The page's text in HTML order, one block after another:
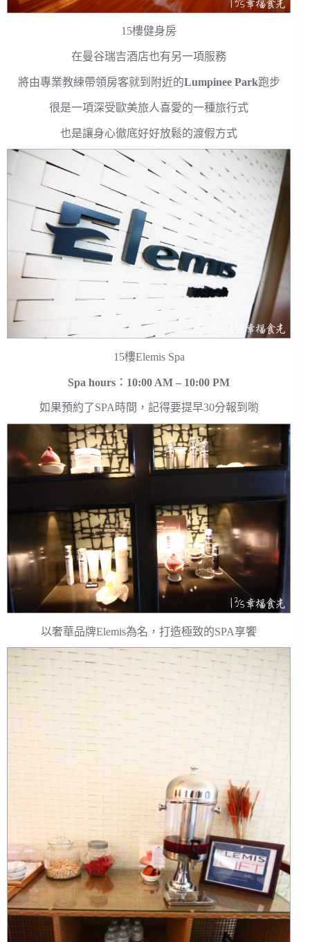
15樓健身房
在曼谷瑞吉酒店也有另一項服務
將由專業教練帶領房客就到附近的Lumpinee Park跑步
很是一項深受歐美旅人喜愛的一種旅行式
也是讓身心徹底好好放鬆的渡假方式
15樓Elemis Spa
Spa hours︰10:00 AM – 10:00 PM
如果預約了SPA時間，記得要提早30分報到喲
以奢華品牌Elemis為名，打造極致的SPA享饗